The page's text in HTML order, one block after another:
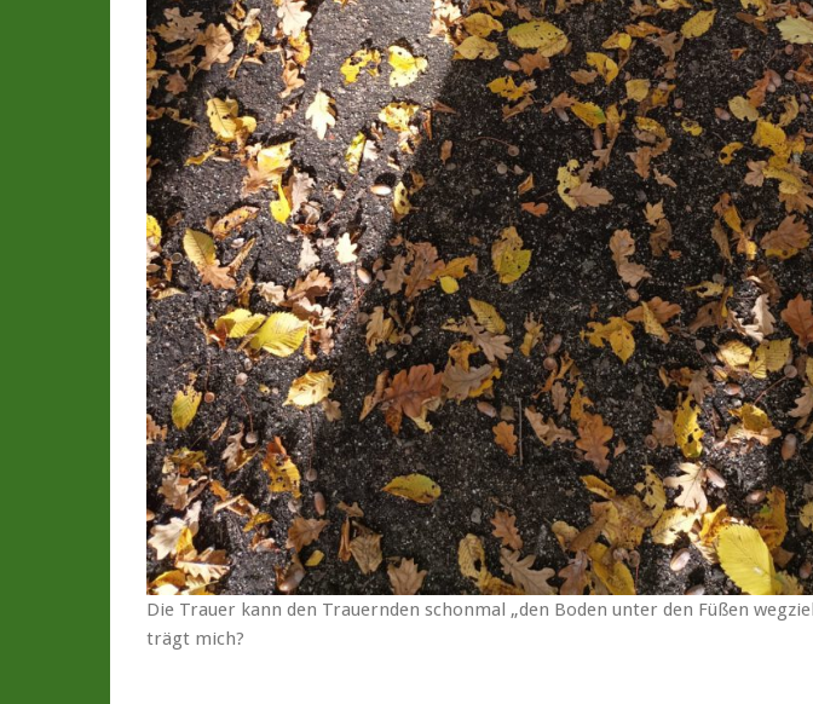
Die Trauer kann den Trauernden schonmal „den Boden unter den Füßen
trägt mich?